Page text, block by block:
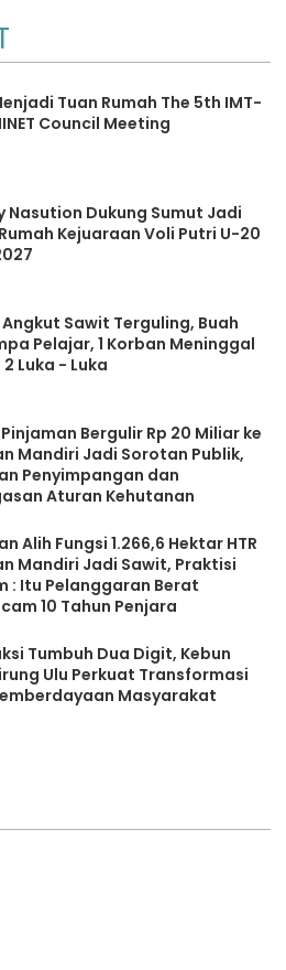
Tuan Rumah The 5th IMT-
Council Meeting
Nasution Dukung Sumut Jadi
Kejuaraan Voli Putri U-20
Sawit Terguling, Buah
Pelajar, 1 Korban Meninggal
Luka - Luka
Bergulir Rp 20 Miliar ke
Mandiri Jadi Sorotan Publik,
Penyimpangan dan
Aturan Kehutanan
Alih Fungsi 1.266,6 Hektar HTR
Mandiri Jadi Sawit, Praktisi
: Itu Pelanggaran Berat
10 Tahun Penjara
Tumbuh Dua Digit, Kebun
Ulu Perkuat Transformasi
Masyarakat